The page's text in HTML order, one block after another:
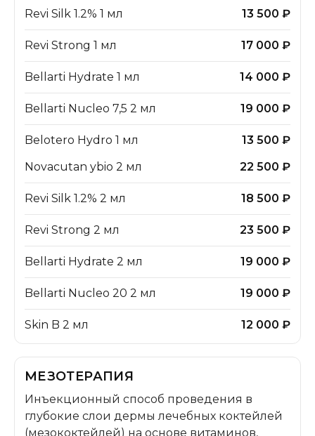
Revi Silk 1.2% 1 мл 13 500 ₽
Revi Strong 1 мл 17 000 ₽
Bellarti Hydrate 1 мл 14 000 ₽
Bellarti Nucleo 7,5 2 мл 19 000 ₽
Belotero Hydro 1 мл
13 500 ₽
Novacutan ybio 2 мл
22 500 ₽
Revi Silk 1.2% 2 мл 18 500 ₽
Revi Strong 2 мл 23 500 ₽
Bellarti Hydrate 2 мл 19 000 ₽
Bellarti Nucleo 20 2 мл 19 000 ₽
Skin B 2 мл 12 000 ₽
МЕЗОТЕРАПИЯ
Инъекционный способ проведения в
глубокие слои дермы лечебных коктейлей
(мезококтейлей) на основе витаминов,